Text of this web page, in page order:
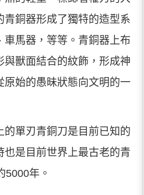
銅器形成了獨特的造型系
馬器，等等。青銅器上布
獸面結合的紋飾，形成神
原始的愚昧狀態向文明的一
單刃青銅刀是目前已知的
也是目前世界上最古老的青
5000年。